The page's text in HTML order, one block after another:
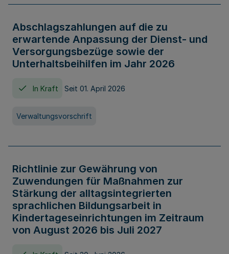
Abschlagszahlungen auf die zu
erwartende Anpassung der Dienst- und
Versorgungsbezüge sowie der
Unterhaltsbeihilfen im Jahr 2026
In Kraft Seit 01. April 2026
Verwaltungsvorschrift
Richtlinie zur Gewährung von
Zuwendungen für Maßnahmen zur
Stärkung der alltagsintegrierten
sprachlichen Bildungsarbeit in
Kindertageseinrichtungen im Zeitraum
von August 2026 bis Juli 2027